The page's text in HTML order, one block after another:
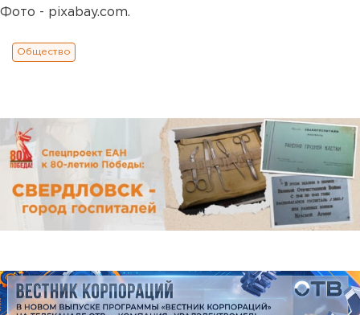
Фото - pixabay.com.
Общество